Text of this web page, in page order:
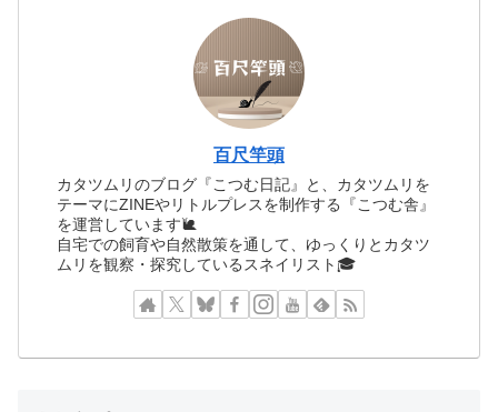
百尺竿頭
カタツムリのブログ『こつむ日記』と、カタツムリを
テーマにZINEやリトルプレスを制作する『こつむ舎』
を運営しています🐌
自宅での飼育や自然散策を通して、ゆっくりとカタツ
ムリを観察・探究しているスネイリスト🎓